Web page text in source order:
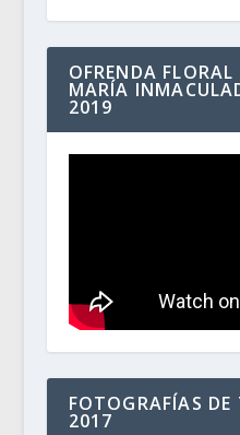
OFRENDA
MARÍA
2019
FOTOGRAFÍAS DE
2017